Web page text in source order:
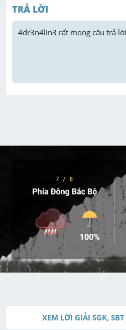
TRẢ LỜI
4dr3n4lin3 rất mong câu trả
XEM LỜI GIẢI SGK,